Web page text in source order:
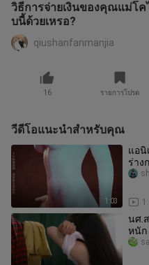
วิธีการจ่ายเงินของคุณแม่โ
บนี้ด้วยเหรอ?
qiushanfanmanjia
16 รายการโปรด
วีดีโอแนะนำสำหรับคุณ
1:03
แอนิ
ร่าง
นศ.
หนัก